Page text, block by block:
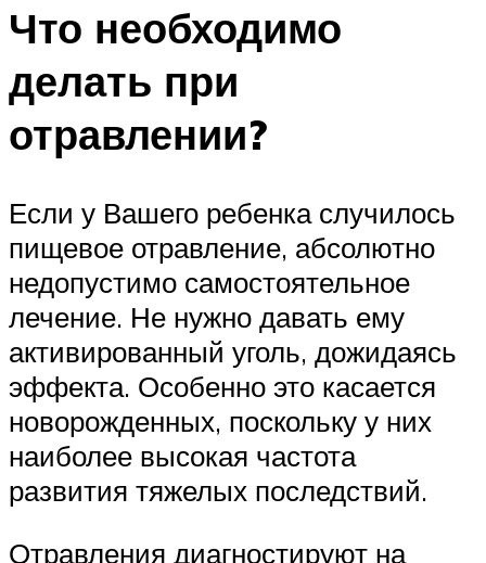
Что необходимо
делать при
отравлении?
Если у Вашего ребенка случилось
пищевое отравление, абсолютно
недопустимо самостоятельное
лечение. Не нужно давать ему
активированный уголь, дожидаясь
эффекта. Особенно это касается
новорожденных, поскольку у них
наиболее высокая частота
развития тяжелых последствий.
Отравления диагностируют на